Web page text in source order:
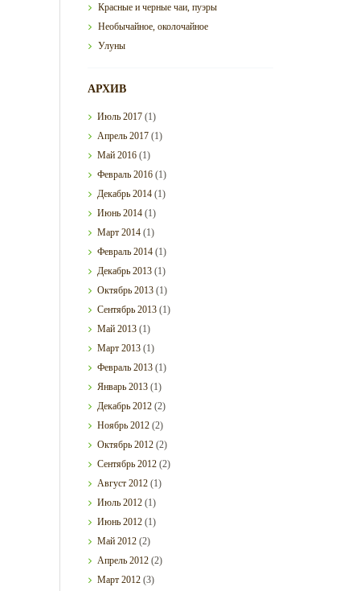
Красные и черные чаи, пуэры
Необычайное, околочайное
Улуны
АРХИВ
Июль2017 (1)
Апрель2017 (1)
Май2016 (1)
Февраль2016 (1)
Декабрь2014 (1)
Июнь2014 (1)
Март2014 (1)
Февраль2014 (1)
Декабрь2013 (1)
Октябрь2013 (1)
Сентябрь2013 (1)
Май2013 (1)
Март2013 (1)
Февраль2013 (1)
Январь2013 (1)
Декабрь2012 (2)
Ноябрь2012 (2)
Октябрь2012 (2)
Сентябрь2012 (2)
Август2012 (1)
Июль2012 (1)
Июнь2012 (1)
Май2012 (2)
Апрель2012 (2)
Март2012 (3)